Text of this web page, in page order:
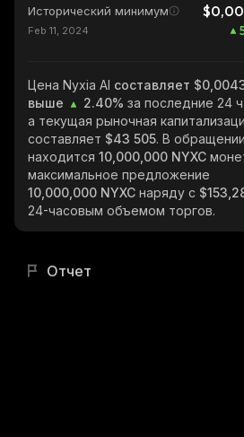
Исторический минимум
Feb 11, 2024
Цена Nyxia AI составляет
выше
2.40% за последние 24
а текущая рыночная
составляет $43 505. В обращении
находится 10,000,000 NYXC
максимальное предложение
10,000,000 NYXC наряду с
24-часовым объемом торгов.
Отчет